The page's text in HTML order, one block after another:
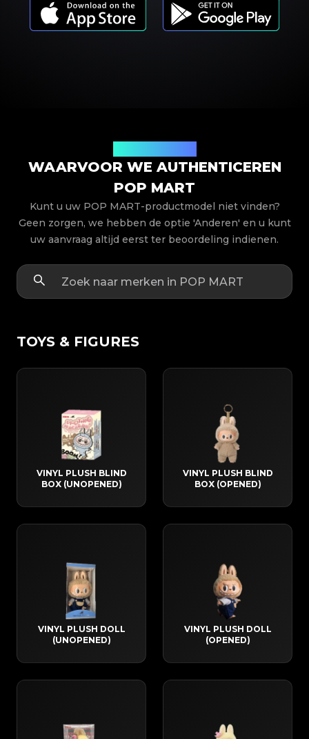
WAARVOOR WE AUTHENTICEREN
POP MART
Kunt u uw POP MART-productmodel niet vinden?
Geen zorgen, we hebben de optie 'Anderen' en u kunt
uw aanvraag altijd eerst ter beoordeling indienen.
TOYS & FIGURES
VINYL PLUSH BLIND
BOX (UNOPENED)
VINYL PLUSH BLIND
BOX (OPENED)
VINYL PLUSH DOLL
(UNOPENED)
VINYL PLUSH DOLL
(OPENED)